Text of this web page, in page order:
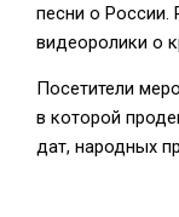
песни о России.
видеоролики о
Посетители
в которой
дат, народных